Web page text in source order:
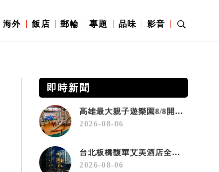
海外 飯店 郵輪 專題 品味 影音
即時新聞
高雄最大親子遊樂園8/8開幕！30項設施免費玩、YOYO家族嗨翻暑假
2026-08-06
台北板橋馥華艾美酒店全新開幕 感官藝術策展打造旅居新風格
2026-08-06